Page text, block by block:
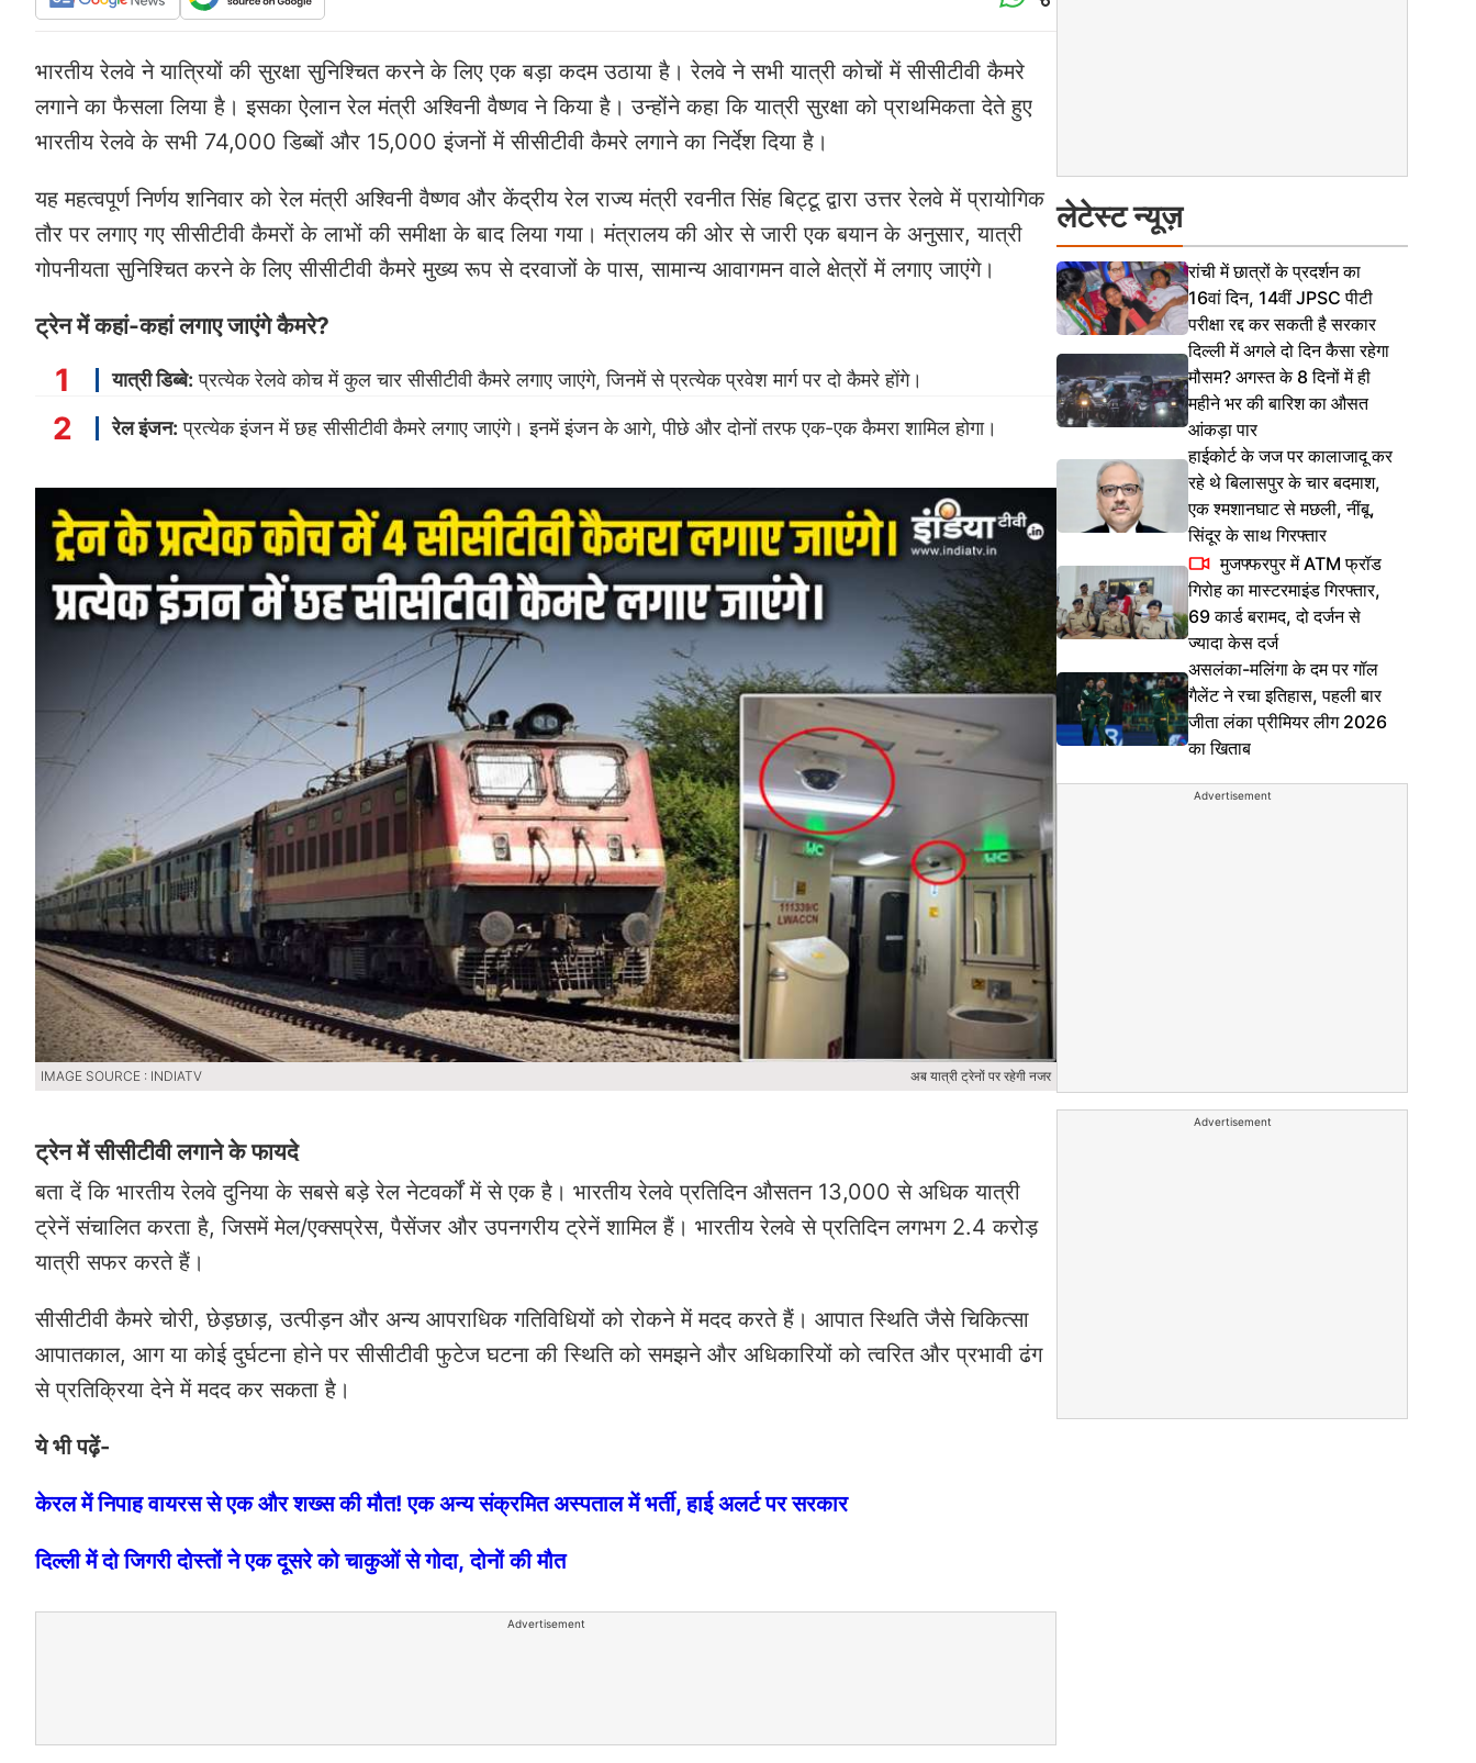
भारतीय रेलवे ने यात्रियों की सुरक्षा सुनिश्चित करने के लिए एक बड़ा कदम उठाया है। रेलवे ने सभी यात्री कोचों में सीसीटीवी कैमरे
लगाने का फैसला लिया है। इसका ऐलान रेल मंत्री अश्विनी वैष्णव ने किया है। उन्होंने कहा कि यात्री सुरक्षा को प्राथमिकता देते हुए
भारतीय रेलवे के सभी 74,000 डिब्बों और 15,000 इंजनों में सीसीटीवी कैमरे लगाने का निर्देश दिया है।
यह महत्वपूर्ण निर्णय शनिवार को रेल मंत्री अश्विनी वैष्णव और केंद्रीय रेल राज्य मंत्री रवनीत सिंह बिट्टू द्वारा उत्तर रेलवे में प्रायोगिक
तौर पर लगाए गए सीसीटीवी कैमरों के लाभों की समीक्षा के बाद लिया गया। मंत्रालय की ओर से जारी एक बयान के अनुसार, यात्री
गोपनीयता सुनिश्चित करने के लिए सीसीटीवी कैमरे मुख्य रूप से दरवाजों के पास, सामान्य आवागमन वाले क्षेत्रों में लगाए जाएंगे।
ट्रेन में कहां-कहां लगाए जाएंगे कैमरे?
यात्री डिब्बे: प्रत्येक रेलवे कोच में कुल चार सीसीटीवी कैमरे लगाए जाएंगे, जिनमें से प्रत्येक प्रवेश मार्ग पर दो कैमरे होंगे।
रेल इंजन: प्रत्येक इंजन में छह सीसीटीवी कैमरे लगाए जाएंगे। इनमें इंजन के आगे, पीछे और दोनों तरफ एक-एक कैमरा शामिल होगा।
IMAGE SOURCE : INDIATV अब यात्री ट्रेनों पर रहेगी नजर
ट्रेन में सीसीटीवी लगाने के फायदे
बता दें कि भारतीय रेलवे दुनिया के सबसे बड़े रेल नेटवर्कों में से एक है। भारतीय रेलवे प्रतिदिन औसतन 13,000 से अधिक यात्री
ट्रेनें संचालित करता है, जिसमें मेल/एक्सप्रेस, पैसेंजर और उपनगरीय ट्रेनें शामिल हैं। भारतीय रेलवे से प्रतिदिन लगभग 2.4 करोड़
यात्री सफर करते हैं।
सीसीटीवी कैमरे चोरी, छेड़छाड़, उत्पीड़न और अन्य आपराधिक गतिविधियों को रोकने में मदद करते हैं। आपात स्थिति जैसे चिकित्सा
आपातकाल, आग या कोई दुर्घटना होने पर सीसीटीवी फुटेज घटना की स्थिति को समझने और अधिकारियों को त्वरित और प्रभावी ढंग
से प्रतिक्रिया देने में मदद कर सकता है।
ये भी पढ़ें-
केरल में निपाह वायरस से एक और शख्स की मौत! एक अन्य संक्रमित अस्पताल में भर्ती, हाई अलर्ट पर सरकार
दिल्ली में दो जिगरी दोस्तों ने एक दूसरे को चाकुओं से गोदा, दोनों की मौत
Advertisement
लेटेस्ट न्यूज़
रांची में छात्रों के प्रदर्शन का
16वां दिन, 14वीं JPSC पीटी
परीक्षा रद्द कर सकती है सरकार
दिल्ली में अगले दो दिन कैसा रहेगा
मौसम? अगस्त के 8 दिनों में ही
महीने भर की बारिश का औसत
आंकड़ा पार
हाईकोर्ट के जज पर कालाजादू कर
रहे थे बिलासपुर के चार बदमाश,
एक श्मशानघाट से मछली, नींबू,
सिंदूर के साथ गिरफ्तार
मुजफ्फरपुर में ATM फ्रॉड
गिरोह का मास्टरमाइंड गिरफ्तार,
69 कार्ड बरामद, दो दर्जन से
ज्यादा केस दर्ज
असलंका-मलिंगा के दम पर गॉल
गैलेंट ने रचा इतिहास, पहली बार
जीता लंका प्रीमियर लीग 2026
का खिताब
Advertisement
Advertisement